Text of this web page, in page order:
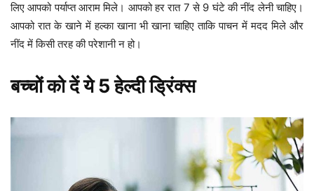
लिए आपको पर्याप्त आराम मिले। आपको हर रात 7 से 9 घंटे की नींद लेनी चाहिए।
आपको रात के खाने में हल्का खाना भी खाना चाहिए ताकि पाचन में मदद मिले और
नींद में किसी तरह की परेशानी न हो।
बच्चों को दें ये 5 हेल्दी ड्रिंक्स